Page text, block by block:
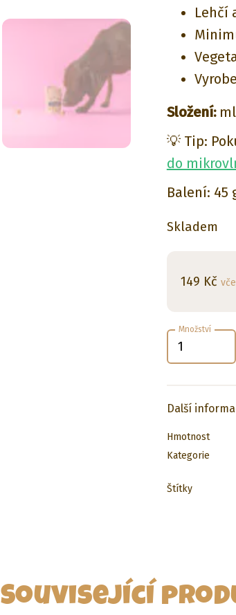
Lehčí
Složení:
💡 Tip:
do
Balení: 45
Skladem
149 Kč
Množství
Další
Hmotnost
Kategorie
Štítky
Související